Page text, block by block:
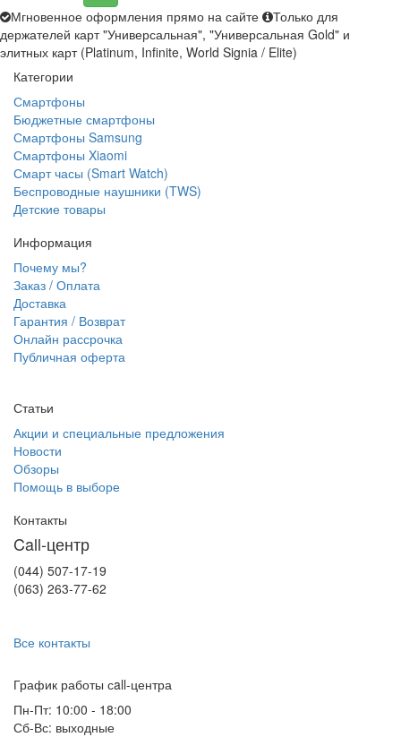
Мгновенное оформления прямо на сайте
Только для
держателей карт "Универсальная", "Универсальная Gold" и
элитных карт (Platinum, Infinite, World Signia / Elite)
Категории
Смартфоны
Бюджетные смартфоны
Смартфоны Samsung
Смартфоны Xiaomi
Смарт часы (Smart Watch)
Беспроводные наушники (TWS)
Детские товары
Информация
Почему мы?
Заказ / Оплата
Доставка
Гарантия / Возврат
Онлайн рассрочка
Публичная оферта
Статьи
Акции и специальные предложения
Новости
Обзоры
Помощь в выборе
Контакты
Call-центр
(044) 507-17-19
(063) 263-77-62
Все контакты
График работы сall-центра
Пн-Пт: 10:00 - 18:00
Сб-Вс: выходные